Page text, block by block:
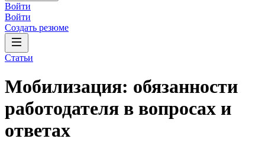
Войти
Войти
Создать резюме
Статьи
Мобилизация: обязанности
работодателя в вопросах и
ответах